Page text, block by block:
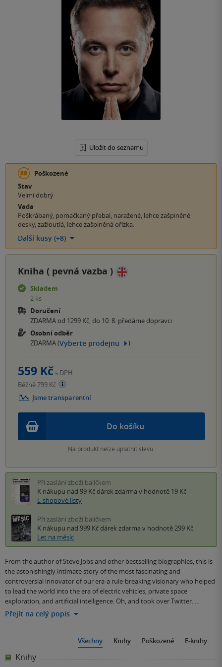
Uložit do seznamu
Poškozené
Stav
Velmi dobrý
Vada
Poškrábaný, pomačkaný přebal, naražené, lehce zašpiněné
desky, zažloutlá, lehce zašpiněná ořízka.
Další kusy (+8)
Kniha ( pevná vazba )
Skladem
2 ks
Doručení
ZDARMA od 1299 Kč, do 10. 8. předáme dopravci
Osobní odběr
ZDARMA (Vyberte prodejnu )
Do košíku
Na produkt nelze uplatnit slevu.
559 Kč s DPH
Běžně 799 Kč
Jsme transparentní
Při zaslání zboží balíčkem
K nákupu nad 99 Kč dárek zdarma v hodnotě 19 Kč
E-shopové listy
Při zaslání zboží balíčkem
K nákupu nad 999 Kč dárek zdarma v hodnotě 299 Kč
Let na měsíc
From the author of Steve Jobs and other bestselling biographies, this is
the astonishingly intimate story of the most fascinating and
controversial innovator of our era-a rule-breaking visionary who helped
to lead the world into the era of electric vehicles, private space
exploration, and artificial intelligence. Oh, and took over Twitter. …
Přejít na celý popis
Všechny Knihy Poškozené E-knihy
Knihy